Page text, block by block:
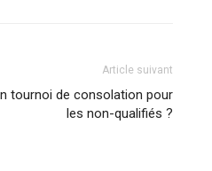
Article suivant
tournoi de consolation pour
les non-qualifiés ?